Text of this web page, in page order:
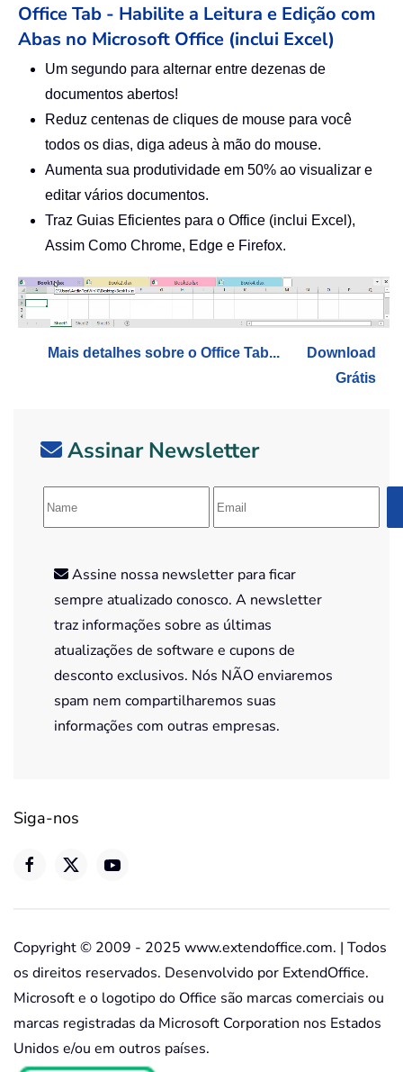
Office Tab - Habilite a Leitura e Edição com
Abas no Microsoft Office (inclui Excel)
Um segundo para alternar entre dezenas de
documentos abertos!
Reduz centenas de cliques de mouse para você
todos os dias, diga adeus à mão do mouse.
Aumenta sua produtividade em 50% ao visualizar e
editar vários documentos.
Traz Guias Eficientes para o Office (inclui Excel),
Assim Como Chrome, Edge e Firefox.
Mais detalhes sobre o Office Tab...
Download
Grátis
Assinar Newsletter
Assine nossa newsletter para ficar
sempre atualizado conosco. A newsletter
traz informações sobre as últimas
atualizações de software e cupons de
desconto exclusivos. Nós NÃO enviaremos
spam nem compartilharemos suas
informações com outras empresas.
Siga-nos
Copyright © 2009 - 2025 www.extendoffice.com. | Todos
os direitos reservados. Desenvolvido por ExtendOffice.
Microsoft e o logotipo do Office são marcas comerciais ou
marcas registradas da Microsoft Corporation nos Estados
Unidos e/ou em outros países.